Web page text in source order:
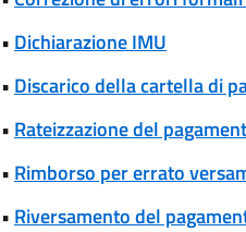
• Dichiarazione IMU
• Discarico della cartella di
• Rateizzazione del
• Rimborso per errato
• Riversamento del